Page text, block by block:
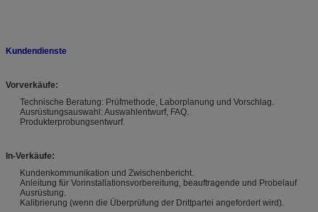
Kundendienste
Vorverkäufe:
Technische Beratung: Prüfmethode, Laborplanung und Vorschlag.
Ausrüstungsauswahl: Auswahlentwurf, FAQ.
Produkterprobungsentwurf.
In-Verkäufe:
Kundenkommunikation und Zwischenbericht.
Anleitung für Vorinstallationsvorbereitung, beauftragende und Probelauf
Ausrüstung.
Kalibrierung (wenn die Überprüfung der Drittpartei angefordert wird).